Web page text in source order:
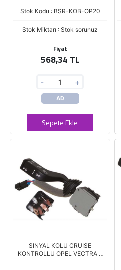
Stok Kodu : BSR-KOB-OP20
Stok Miktarı : Stok sorunuz
Fiyat
568,34 TL
- +
AD
Sepete Ekle
SINYAL KOLU CRUISE
KONTROLLU OPEL VECTRA B